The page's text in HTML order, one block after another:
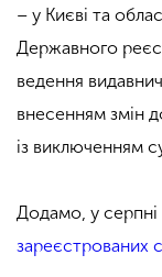
– у Києві та
Державного
ведення
внесенням змін
із виключенням
Додамо, у серпні
зареєстрованих